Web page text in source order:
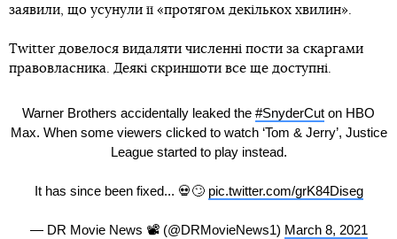
заявили, що усунули її «протягом декількох хвилин».
Twitter довелося видаляти численні пости за скаргами
правовласника. Деякі скриншоти все ще доступні.
Warner Brothers accidentally leaked the #SnyderCut on HBO
Max. When some viewers clicked to watch ‘Tom & Jerry’, Justice
League started to play instead.
It has since been fixed... 💀🙄 pic.twitter.com/grK84Diseg
— DR Movie News 📽 (@DRMovieNews1) March 8, 2021